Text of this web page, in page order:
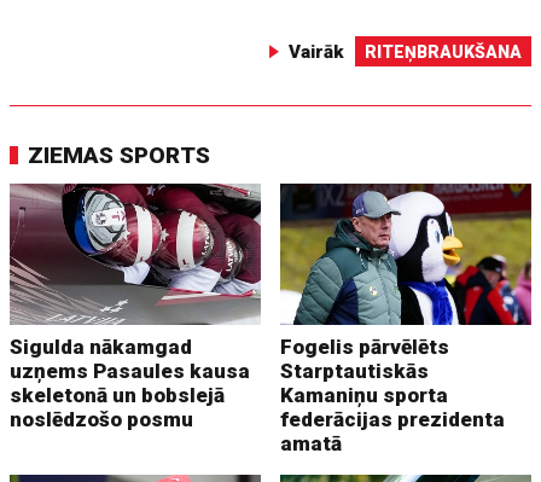
Vairāk RITEŅBRAUKŠANA
ZIEMAS SPORTS
Sigulda nākamgad
uzņems Pasaules kausa
skeletonā un bobslejā
noslēdzošo posmu
Fogelis pārvēlēts
Starptautiskās
Kamaniņu sporta
federācijas prezidenta
amatā